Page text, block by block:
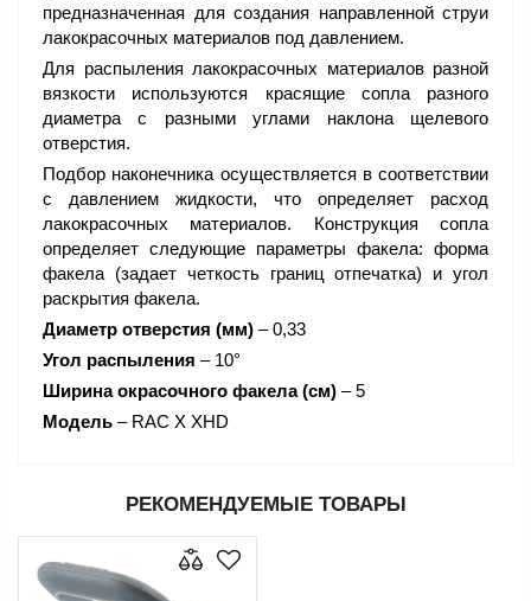
предназначенная для создания направленной струи
лакокрасочных материалов под давлением.
Для распыления лакокрасочных материалов разной
вязкости используются красящие сопла разного
диаметра с разными углами наклона щелевого
отверстия.
Подбор наконечника осуществляется в соответствии
с давлением жидкости, что определяет расход
лакокрасочных материалов. Конструкция сопла
определяет следующие параметры факела: форма
факела (задает четкость границ отпечатка) и угол
раскрытия факела.
Диаметр отверстия (мм) – 0,33
Угол распыления – 10°
Ширина окрасочного факела (см) – 5
Модель – RAC X XHD
РЕКОМЕНДУЕМЫЕ ТОВАРЫ